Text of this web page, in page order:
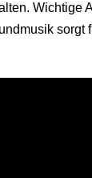
Wichtige